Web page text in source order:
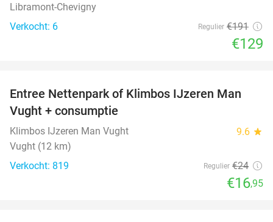
Libramont-Chevigny
Verkocht: 6
Regulier €191
€129
29%
Entree Nettenpark of Klimbos IJzeren Man
Vught + consumptie
Klimbos IJzeren Man Vught 9.6 star
Vught (12 km)
Verkocht: 819
Regulier €24
€16,95